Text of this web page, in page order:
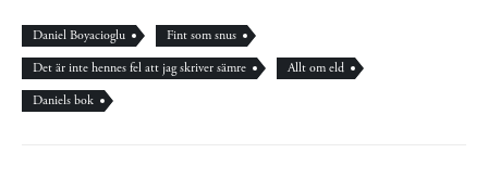
Daniel Boyacioglu
Fint som snus
Det är inte hennes fel att jag skriver sämre
Allt om eld
Daniels bok